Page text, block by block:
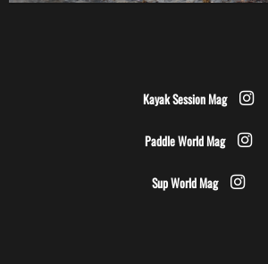
Kayak Session Mag
Paddle World Mag
Sup World Mag